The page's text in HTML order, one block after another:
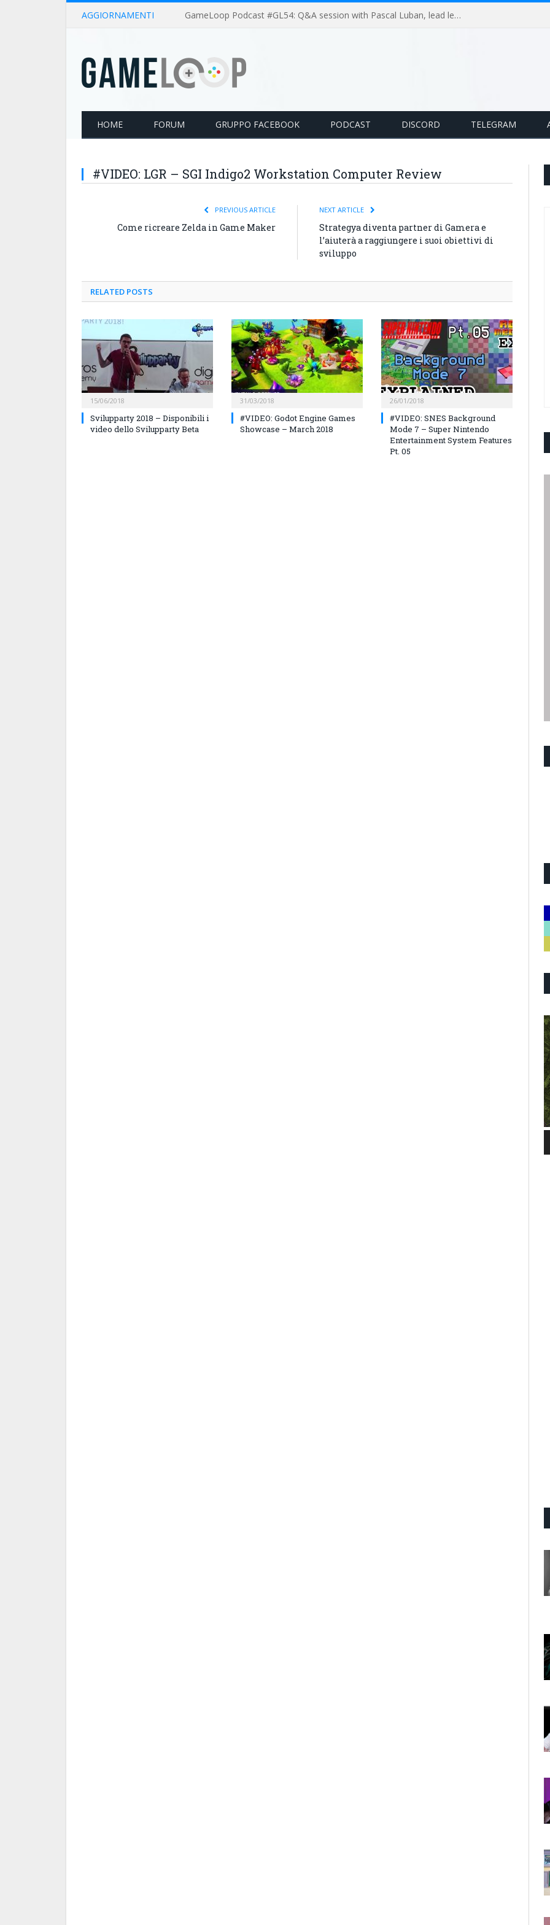
AGGIORNAMENTI GameLoop Podcast #GL54: Q&A session with Pascal Luban, lead level designer on Splinter Cell multiplayer games
HOME FORUM GRUPPO FACEBOOK PODCAST DISCORD TELEGRAM
#VIDEO: LGR – SGI Indigo2 Workstation Computer Review
PREVIOUS ARTICLE
Come ricreare Zelda in Game Maker
NEXT ARTICLE
Strategya diventa partner di Gamera e
l’aiuterà a raggiungere i suoi obiettivi di
sviluppo
RELATED POSTS
15/06/2018
Svilupparty 2018 – Disponibili i
video dello Svilupparty Beta
31/03/2018
#VIDEO: Godot Engine Games
Showcase – March 2018
26/01/2018
#VIDEO: SNES Background
Mode 7 – Super Nintendo
Entertainment System Features
Pt. 05